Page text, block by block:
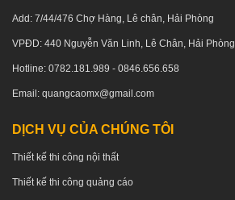
Add: 7/44/476 Chợ Hàng, Lê chân, Hải Phòng
VPĐD: 440 Nguyễn Văn Linh, Lê Chân, Hải Phòng
Hotline: 0782.181.989 - 0846.656.658
Email: quangcaomx@gmail.com
DỊCH VỤ CỦA CHÚNG TÔI
Thiết kế thi công nội thất
Thiết kế thi công quảng cáo